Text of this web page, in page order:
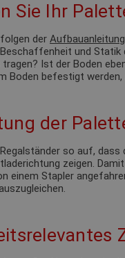
Sie Ihr
der Aufbauanleitung
und Statik
Ist der Boden
Boden befestigt
der
so auf,
zeigen.
einem Stapler